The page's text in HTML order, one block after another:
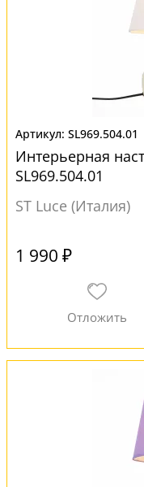
SL969.504.01
Интерьерная
SL969.504.01
ST Luce (Италия)
1 990 ₽